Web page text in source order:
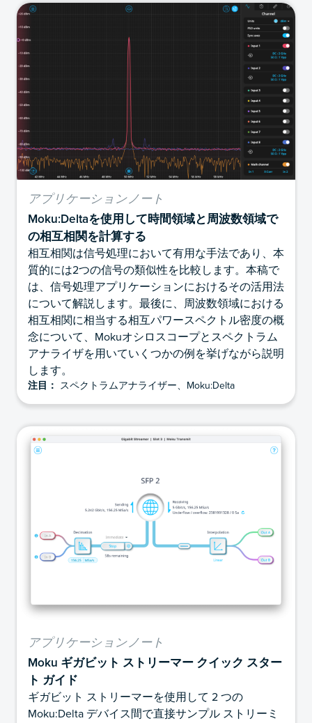
アプリケーションノート
Moku:Deltaを使用して時間領域と周波数領域で
の相互相関を計算する
相互相関は信号処理において有用な手法であり、本
質的には2つの信号の類似性を比較します。本稿で
は、信号処理アプリケーションにおけるその活用法
について解説します。最後に、周波数領域における
相互相関に相当する相互パワースペクトル密度の概
念について、Mokuオシロスコープとスペクトラム
アナライザを用いていくつかの例を挙げながら説明
します。
注目： スペクトラムアナライザー、Moku:Delta
アプリケーションノート
Moku ギガビット ストリーマー クイック スター
ト ガイド
ギガビット ストリーマーを使用して 2 つの
Moku:Delta デバイス間で直接サンプル ストリーミ